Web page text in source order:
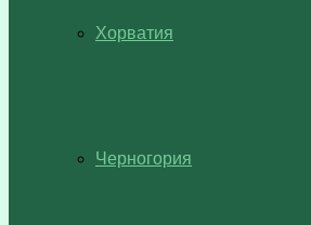
Хорватия
Черногория